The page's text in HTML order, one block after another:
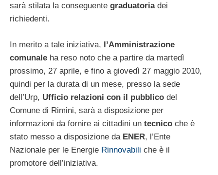
sarà stilata la conseguente graduatoriadei
richiedenti.
In merito a tale iniziativa, l’Amministrazione
comunale ha reso noto che a partire da martedì
prossimo, 27 aprile, e fino a giovedì 27 maggio 2010,
quindi per la durata di un mese, presso la sede
dell’Urp, Ufficio relazioni con il pubblico del
Comune di Rimini, sarà a disposizione per
informazioni da fornire ai cittadini un tecnico che è
stato messo a disposizione da ENER, l’Ente
Nazionale per le Energie Rinnovabili che è il
promotore dell’iniziativa.